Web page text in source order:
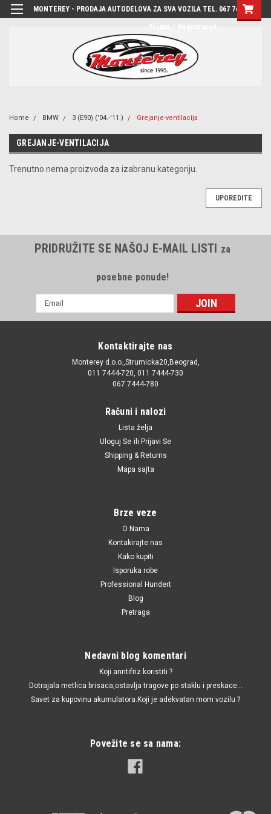
MONTEREY - PRODAJA AUTODELOVA ZA SVA VOZILA TEL. 067 7444-780
Home BMW 3 (E90) ('04.-'11.) Grejanje-ventilacija
GREJANJE-VENTILACIJA
Trenutno nema proizvoda za izabranu kategoriju.
UPOREDITE
PRIDRUŽITE SE NAŠOJ E-MAIL LISTI za
posebne ponude!
mail
Kontaktirajte nas
Monterey d.o.o.,Strumicka20,Beograd,
011 7444-720, 011 7444-730
067 7444-780
Računi i nalozi
Lista želja
Uloguj Se ili Prijavi Se
Shipping & Returns
Mapa sajta
Brze veze
O Nama
Kontakirajte nas
Kako kupiti
Isporuka robe
Professional Hundert
Blog
Pretraga
Nedavni blog komentari
Koji anntifriz koristiti ?
Dotrajala metlica brisaca,ostavlja tragove po staklu i preskace...
Savet za kupovinu akumulatora.Koji je adekvatan mom vozilu ?
Povežite se sa nama: